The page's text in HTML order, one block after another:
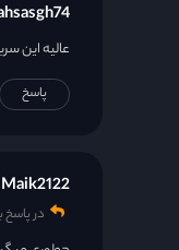
عالیه این
پاسخ
Maik2122
در پاسخ